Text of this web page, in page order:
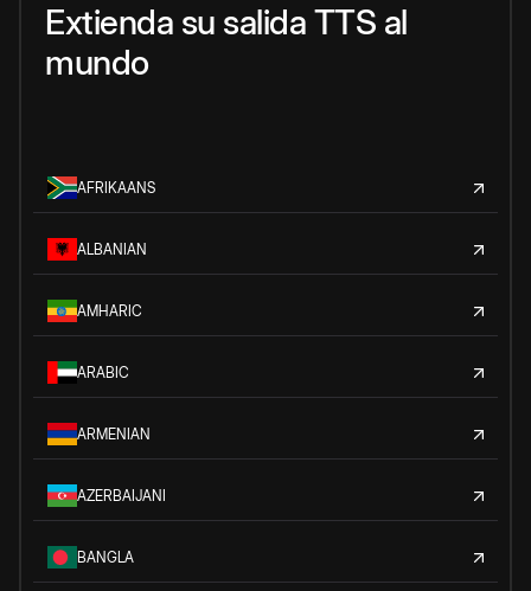
Extienda su salida TTS al
mundo
AFRIKAANS
ALBANIAN
AMHARIC
ARABIC
ARMENIAN
AZERBAIJANI
BANGLA